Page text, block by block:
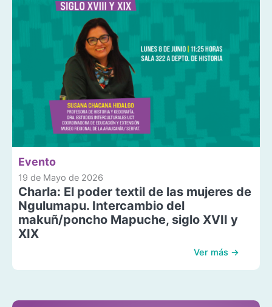
Evento
19 de Mayo de 2026
Charla: El poder textil de las mujeres de
Ngulumapu. Intercambio del
makuñ/poncho Mapuche, siglo XVII y
XIX
Ver más →